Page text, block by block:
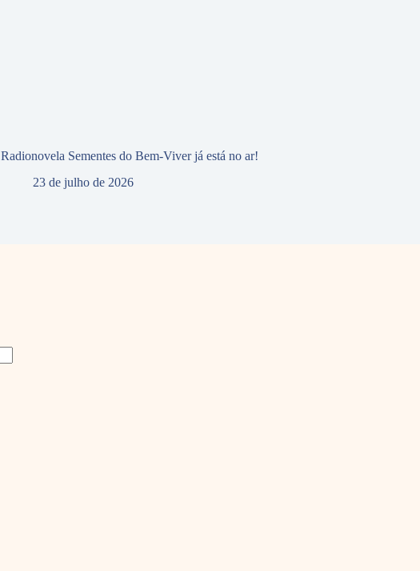
Radionovela Sementes do Bem-Viver já está no ar!
23 de julho de 2026